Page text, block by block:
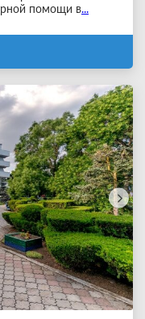
помощи в...